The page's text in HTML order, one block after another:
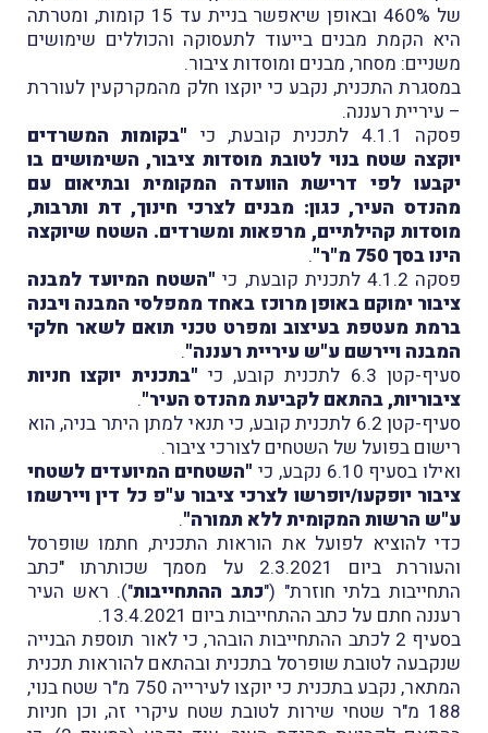
של 460% ובאופן שיאפשר בניית עד 15 קומות, ומטרתה
היא הקמת מבנים בייעוד לתעסוקה והכוללים שימושים
משניים: מסחר, מבנים ומוסדות ציבור.
במסגרת התכנית, נקבע כי יוקצו חלק מהמקרקעין לעוררת
– עיריית רעננה.
פסקה 4.1.1 לתכנית קובעת, כי
"בקומות המשרדים
יוקצה שטח בנוי לטובת מוסדות ציבור, השימושים בו
יקבעו לפי דרישת הוועדה המקומית ובתיאום עם
מהנדס העיר, כגון: מבנים לצרכי חינוך, דת ותרבות,
מוסדות קהילתיים, מרפאות ומשרדים. השטח שיוקצה
הינו בסך 750 מ"ר"
.
פסקה 4.1.2 לתכנית קובעת, כי
"השטח המיועד למבנה
ציבור ימוקם באופן מרוכז באחד ממפלסי המבנה ויבנה
ברמת מעטפת בעיצוב ומפרט טכני תואם לשאר חלקי
המבנה ויירשם ע"ש עיריית רעננה".
סעיף-קטן 6.3 לתכנית קובע, כי
"בתכנית יוקצו חניות
ציבוריות, בהתאם לקביעת מהנדס העיר".
סעיף-קטן 6.2 לתכנית קובע, כי תנאי למתן היתר בניה, הוא
רישום בפועל של השטחים לצורכי ציבור.
ואילו בסעיף 6.10 נקבע, כי
"השטחים המיועדים לשטחי
ציבור יופקעו/יופרשו לצרכי ציבור ע"פ כל דין ויירשמו
ע"ש הרשות המקומית ללא תמורה".
כדי להוציא לפועל את הוראות התכנית, חתמו שופרסל
והעוררת ביום 2.3.2021 על מסמך שכותרתו "כתב
התחייבות בלתי חוזרת" ("כתב ההתחייבות"). ראש העיר
רעננה חתם על כתב ההתחייבות ביום 13.4.2021.
בסעיף 2 לכתב ההתחייבות הובהר, כי לאור תוספת הבנייה
שנקבעה לטובת שופרסל בתכנית ובהתאם להוראות תכנית
המתאר, נקבע בתכנית כי יוקצו לעירייה 750 מ"ר שטח בנוי,
188 מ"ר שטחי שירות לטובת שטח עיקרי זה, וכן חניות